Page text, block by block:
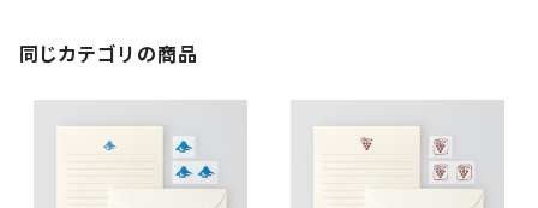
同じカテゴリの商品